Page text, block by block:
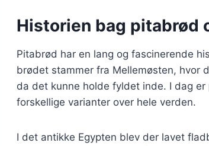
Historien bag pitabrød
Pitabrød har en lang og fascinerende
brødet stammer fra Mellemøsten, hvor
da det kunne holde fyldet inde. I dag
forskellige varianter over hele verden.
I det antikke Egypten blev der lavet